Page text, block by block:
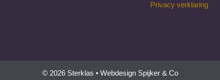
Privacy verklaring
© 2026 Sterklas • Webdesign Spijker & Co